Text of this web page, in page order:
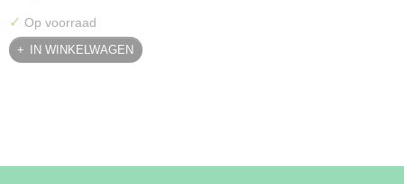
✓ Op voorraad
IN WINKELWAGEN